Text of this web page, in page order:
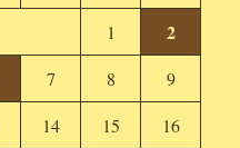
1
2
7 8
9
14 15
16